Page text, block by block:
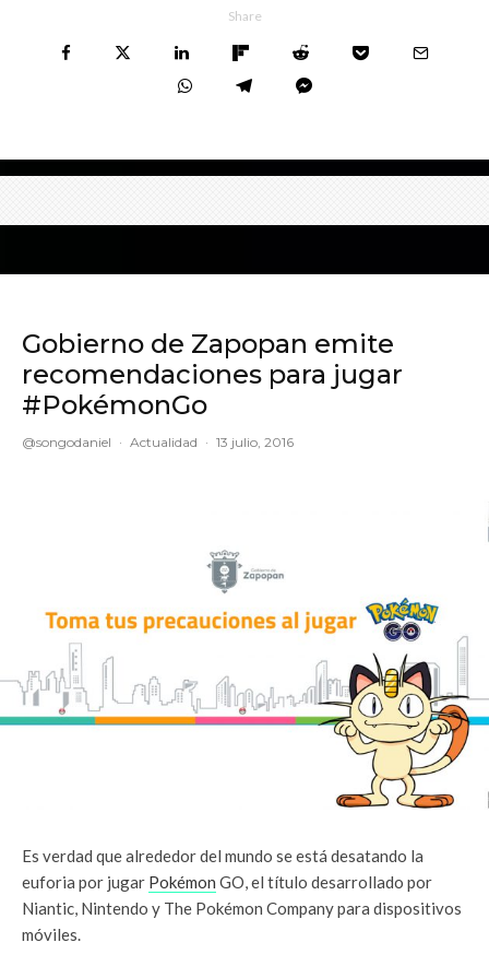
Share
Gobierno de Zapopan emite
recomendaciones para jugar
#PokémonGo
@songodaniel · Actualidad · 13 julio, 2016
Es verdad que alrededor del mundo se está desatando la
euforia por jugar Pokémon GO, el título desarrollado por
Niantic, Nintendo y The Pokémon Company para dispositivos
móviles.